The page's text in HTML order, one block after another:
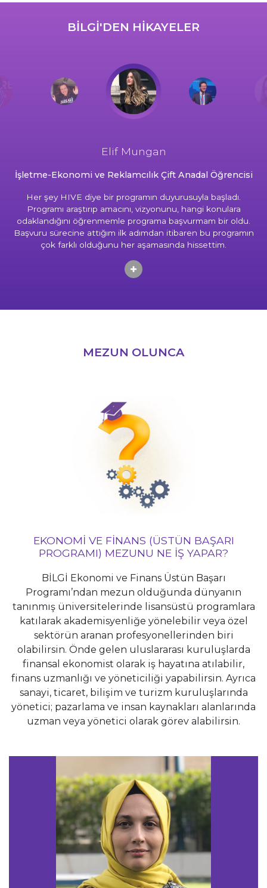
BİLGİ'DEN HİKAYELER
Elif Mungan
İşletme-Ekonomi ve Reklamcılık Çift Anadal Öğrencisi
Her şey HIVE diye bir programın duyurusuyla başladı.
Programı araştırıp amacını, vizyonunu, hangi konulara
odaklandığını öğrenmemle programa başvurmam bir oldu.
Başvuru sürecine attığım ilk adımdan itibaren bu programın
çok farklı olduğunu her aşamasında hissettim.
MEZUN OLUNCA
EKONOMI VE FINANS (ÜSTÜN BAŞARI
PROGRAMI) MEZUNU NE İŞ YAPAR?
BİLGİ Ekonomi ve Finans Üstün Başarı
Programı’ndan mezun olduğunda dünyanın
tanınmış üniversitelerinde lisansüstü programlara
katılarak akademisyenliğe yönelebilir veya özel
sektörün aranan profesyonellerinden biri
olabilirsin. Önde gelen uluslararası kuruluşlarda
finansal ekonomist olarak iş hayatına atılabilir,
finans uzmanlığı ve yöneticiliği yapabilirsin. Ayrıca
sanayi, ticaret, bilişim ve turizm kuruluşlarında
yönetici; pazarlama ve insan kaynakları alanlarında
uzman veya yönetici olarak görev alabilirsin.